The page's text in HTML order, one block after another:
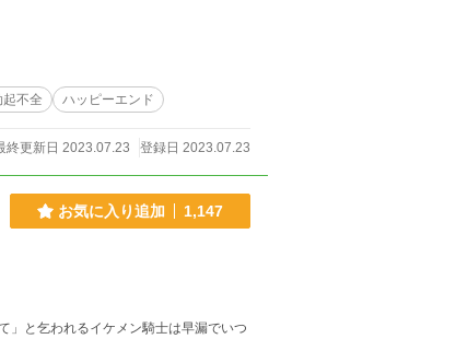
起不全 ハッピーエンド
終更新日 2023.07.23 登録日 2023.07.23
お気に入り追加 1,147